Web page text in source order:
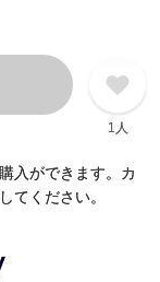
1人
入ができます。カ
てください。